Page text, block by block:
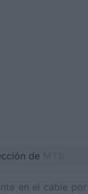
de
en el cable